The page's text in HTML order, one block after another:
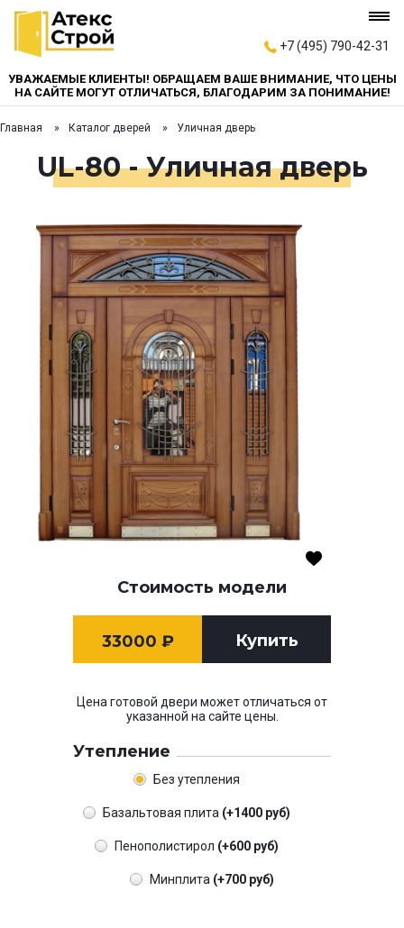
+7 (495) 790-42-31
УВАЖАЕМЫЕ КЛИЕНТЫ! ОБРАЩАЕМ ВАШЕ ВНИМАНИЕ, ЧТО ЦЕНЫ
НА САЙТЕ МОГУТ ОТЛИЧАТЬСЯ, БЛАГОДАРИМ ЗА ПОНИМАНИЕ!
Главная Каталог дверей Уличная дверь
UL-80 - Уличная дверь
Стоимость модели
33000 ₽ Купить
Цена готовой двери может отличаться от
указанной на сайте цены.
Утепление
Без утепления
Базальтовая плита (+1400 руб)
Пенополистирол (+600 руб)
Минплита (+700 руб)